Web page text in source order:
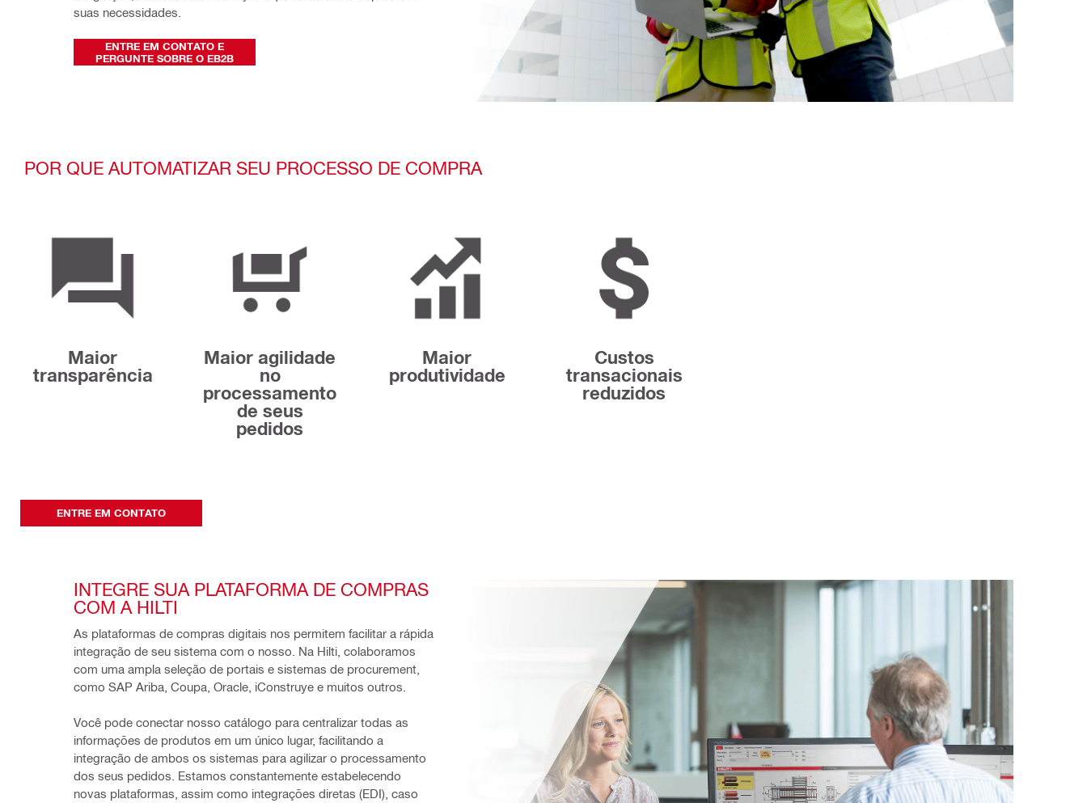
suas necessidades.
ENTRE EM CONTATO E
PERGUNTE SOBRE O EB2B
POR QUE AUTOMATIZAR SEU PROCESSO DE COMPRA
Maior
transparência
Maior agilidade
no
processamento
de seus
pedidos
Maior
produtividade
Custos
transacionais
reduzidos
ENTRE EM CONTATO
INTEGRE SUA PLATAFORMA DE COMPRAS
COM A HILTI
As plataformas de compras digitais nos permitem facilitar a rápida
integração de seu sistema com o nosso. Na Hilti, colaboramos
com uma ampla seleção de portais e sistemas de procurement,
como SAP Ariba, Coupa, Oracle, iConstruye e muitos outros.
Você pode conectar nosso catálogo para centralizar todas as
informações de produtos em um único lugar, facilitando a
integração de ambos os sistemas para agilizar o processamento
dos seus pedidos. Estamos constantemente estabelecendo
novas plataformas, assim como integrações diretas (EDI), caso